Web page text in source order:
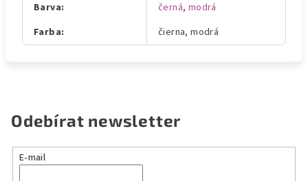
Barva: černá, modrá
Farba: čierna, modrá
Odebírat newsletter
E-mail